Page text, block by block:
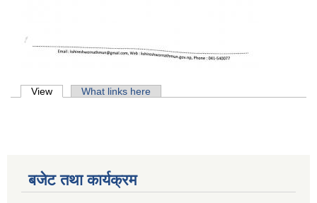
Primary tabs
View (active tab)What links here
बजेट तथा कार्यक्रम